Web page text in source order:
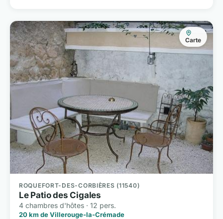
Carte
ROQUEFORT-DES-CORBIÈRES (11540)
Le Patio des Cigales
4 chambres d'hôtes · 12 pers.
20 km de Villerouge-la-Crémade